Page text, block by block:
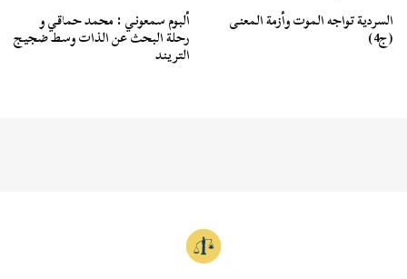
السردية تواجه الموت وأزمة المعنى
(ج4)
ألبوم سمعوني : محمد حماقي و
رحلة البحث عن الذات وسط ضجيج
التريند